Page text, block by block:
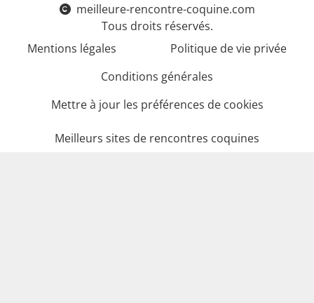
meilleure-rencontre-coquine.com
Tous droits réservés.
Mentions légales
Politique de vie privée
Conditions générales
Mettre à jour les préférences de cookies
Meilleurs sites de rencontres coquines